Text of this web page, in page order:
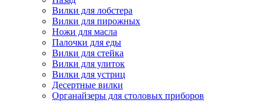
Вилки для лобстера
Вилки для пирожных
Ножи для масла
Палочки для еды
Вилки для стейка
Вилки для улиток
Вилки для устриц
Десертные вилки
Органайзеры для столовых приборов